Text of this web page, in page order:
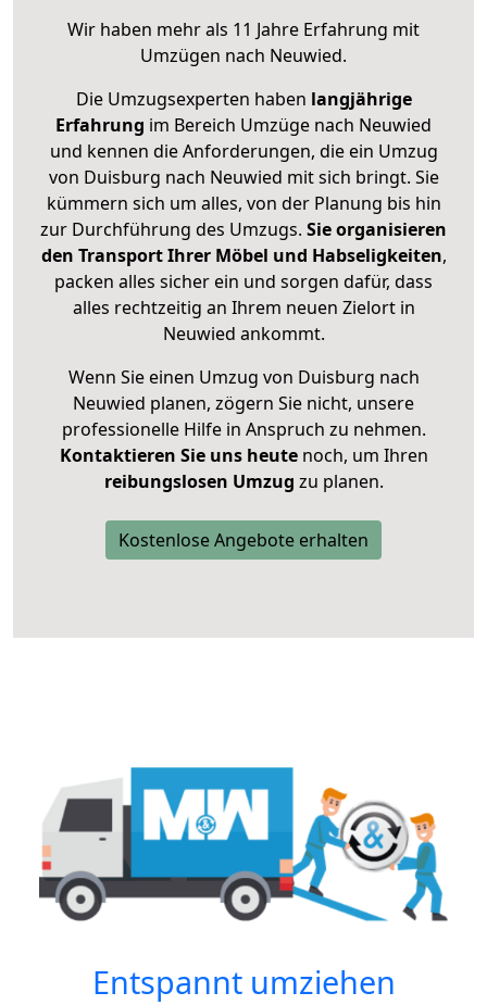
Wir haben mehr als 11 Jahre Erfahrung mit
Umzügen nach Neuwied.
Die Umzugsexperten haben langjährige
Erfahrung im Bereich Umzüge nach Neuwied
und kennen die Anforderungen, die ein Umzug
von Duisburg nach Neuwied mit sich bringt. Sie
kümmern sich um alles, von der Planung bis hin
zur Durchführung des Umzugs. Sie organisieren
den Transport Ihrer Möbel und Habseligkeiten,
packen alles sicher ein und sorgen dafür, dass
alles rechtzeitig an Ihrem neuen Zielort in
Neuwied ankommt.
Wenn Sie einen Umzug von Duisburg nach
Neuwied planen, zögern Sie nicht, unsere
professionelle Hilfe in Anspruch zu nehmen.
Kontaktieren Sie uns heutenoch, um Ihren
reibungslosen Umzug zu planen.
Kostenlose Angebote erhalten
Entspannt umziehen